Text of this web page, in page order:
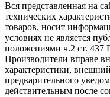
Вся представленная на
технических
товаров, носит
условиях не является
положениями ч.2 ст. 437
Производители вправе
характеристики,
предварительного
действительным после